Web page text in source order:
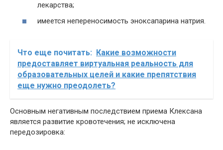
лекарства;
имеется непереносимость эноксапарина натрия.
Что еще почитать: Какие возможности
предоставляет виртуальная реальность для
образовательных целей и какие препятствия
еще нужно преодолеть?
Основным негативным последствием приема Клексана
является развитие кровотечения; не исключена
передозировка: